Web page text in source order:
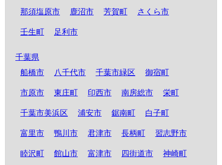
那須塩原市 鹿沼市 芳賀町 さくら市
壬生町 足利市
千葉県
船橋市
八千代市 千葉市緑区 御宿町
市原市 東庄町 印西市 南房総市 栄町
千葉市美浜区 浦安市 鋸南町 白子町
富里市 鴨川市 君津市 長柄町 習志野市
睦沢町 館山市 富津市 四街道市 神崎町